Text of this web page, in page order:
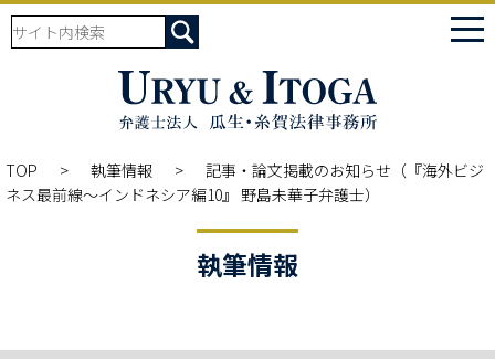
TOP 執筆情報
記事・論文掲載のお知らせ（『海外ビジ
ネス最前線～インドネシア編10』 野島未華子弁護士）
執筆情報